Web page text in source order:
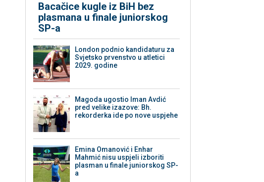
Bacačice kugle iz BiH bez
plasmana u finale juniorskog
SP-a
London podnio kandidaturu za
Svjetsko prvenstvo u atletici
2029. godine
Magoda ugostio Iman Avdić
pred velike izazove: Bh.
rekorderka ide po nove uspjehe
Emina Omanović i Enhar
Mahmić nisu uspjeli izboriti
plasman u finale juniorskog SP-
a